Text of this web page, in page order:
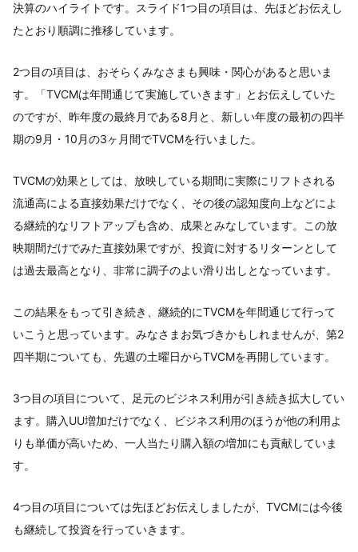
決算のハイライトです。スライド1つ目の項目は、先ほどお伝えし
たとおり順調に推移しています。
2つ目の項目は、おそらくみなさまも興味・関心があると思いま
す。「TVCMは年間通じて実施していきます」とお伝えしていた
のですが、昨年度の最終月である8月と、新しい年度の最初の四半
期の9月・10月の3ヶ月間でTVCMを行いました。
TVCMの効果としては、放映している期間に実際にリフトされる
流通高による直接効果だけでなく、その後の認知度向上などによ
る継続的なリフトアップも含め、成果とみなしています。この放
映期間だけでみた直接効果ですが、投資に対するリターンとして
は過去最高となり、非常に調子のよい滑り出しとなっています。
この結果をもって引き続き、継続的にTVCMを年間通じて行って
いこうと思っています。みなさまお気づきかもしれませんが、第2
四半期についても、先週の土曜日からTVCMを再開しています。
3つ目の項目について、足元のビジネス利用が引き続き拡大してい
ます。購入UU増加だけでなく、ビジネス利用のほうが他の利用よ
りも単価が高いため、一人当たり購入額の増加にも貢献していま
す。
4つ目の項目については先ほどお伝えしましたが、TVCMには今後
も継続して投資を行っていきます。